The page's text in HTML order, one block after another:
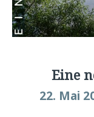
Eine
22. Mai